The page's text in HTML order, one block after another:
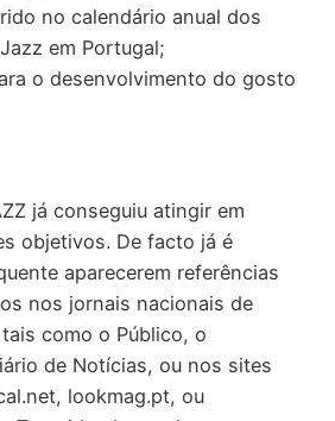
no calendário anual dos
em Portugal;
o desenvolvimento do gosto
já conseguiu atingir em
objetivos. De facto já é
aparecerem referências
nos jornais nacionais de
como o Público, o
de Notícias, ou nos sites
lookmag.pt, ou